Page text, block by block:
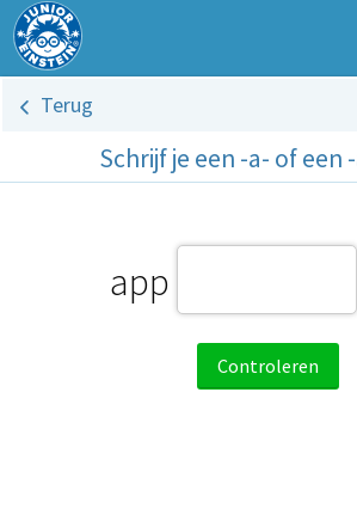
Terug
Schrijf je een -a- of een
app